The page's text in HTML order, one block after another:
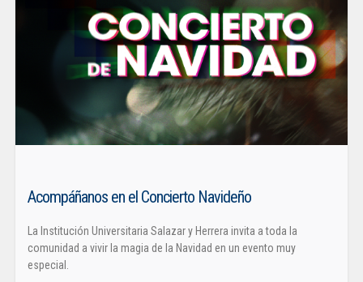
Acompáñanos en el Concierto Navideño
La Institución Universitaria Salazar y Herrera invita a toda la
comunidad a vivir la magia de la Navidad en un evento muy
especial.